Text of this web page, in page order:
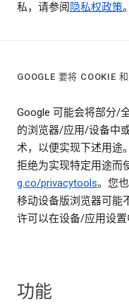
私，请参阅 隐私权政策。
GOOGLE 要将 COOKIE
Google 可能会将部分/
的浏览器/应用/设备中
术，以便实现下述用途
拒绝为实现特定用途而
g.co/privacytools。您
移动设备版浏览器可能
许可以在设备/应用设置
功能